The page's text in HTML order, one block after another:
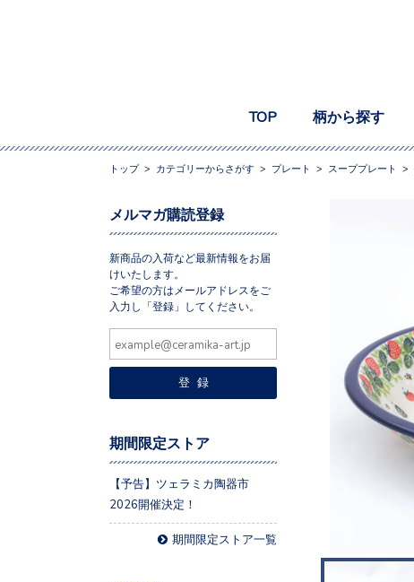
TOP 柄から探す
トップ> カテゴリーからさがす > プレート > スーププレート >
メルマガ購読登録
新商品の入荷など最新情報をお届
けいたします。
ご希望の方はメールアドレスをご
入力し「登録」してください。
期間限定ストア
【予告】ツェラミカ陶器市
2026開催決定！
期間限定ストア一覧